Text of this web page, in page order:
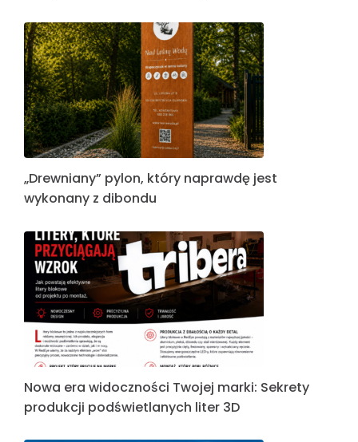
„Drewniany” pylon, który naprawdę jest
wykonany z dibondu
Nowa era widoczności Twojej marki: Sekrety
produkcji podświetlanych liter 3D